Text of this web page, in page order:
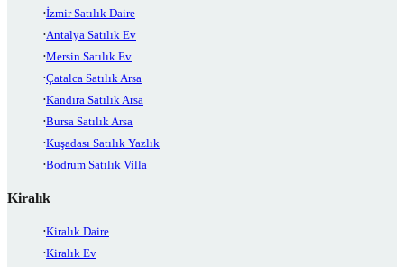
İzmir Satılık Daire
Antalya Satılık Ev
Mersin Satılık Ev
Çatalca Satılık Arsa
Kandıra Satılık Arsa
Bursa Satılık Arsa
Kuşadası Satılık Yazlık
Bodrum Satılık Villa
Kiralık
Kiralık Daire
Kiralık Ev